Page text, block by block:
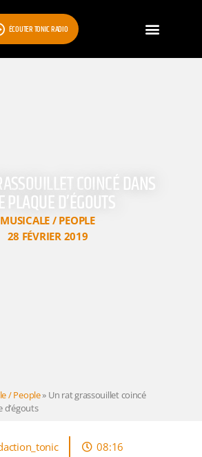
ÉCOUTER TONIC RADIO
COINCÉ DANS
PLAQUE D’ÉGOUTS
MUSICALE / PEOPLE
28 FÉVRIER 2019
/ People» Un rat grassouillet coincé
d’égouts
08:16